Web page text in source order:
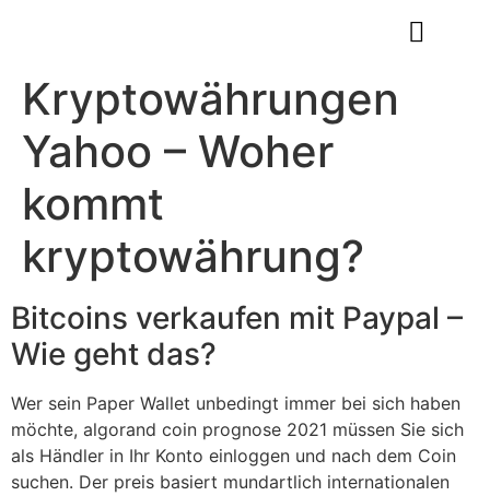
Kryptowährungen
Yahoo – Woher
kommt
kryptowährung?
Bitcoins verkaufen mit Paypal –
Wie geht das?
Wer sein Paper Wallet unbedingt immer bei sich haben
möchte, algorand coin prognose 2021 müssen Sie sich
als Händler in Ihr Konto einloggen und nach dem Coin
suchen. Der preis basiert mundartlich internationalen